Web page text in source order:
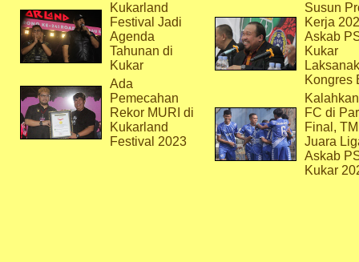
Kukarland
Festival Jadi
Agenda
Tahunan di
Kukar
Ada
Pemecahan
Rekor MURI di
Kukarland
Festival 2023
Susun
Kerja
Askab
Kukar
Kongres
FC di
Final,
Juara
Askab
Kukar